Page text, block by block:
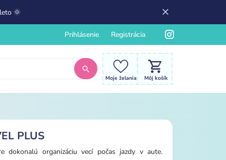
🌞
Prihlásenie Registrácia
Moje želania Môj košík
PLUS
dokonalú organizáciu vecí počas jazdy v aute.